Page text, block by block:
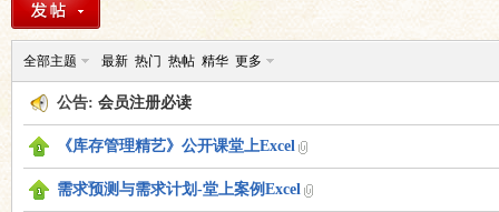
全部主题 最新 热门 热帖 精华 更多
公告: 会员注册必读
《库存管理精艺》公开课堂上Excel
需求预测与需求计划-堂上案例Excel